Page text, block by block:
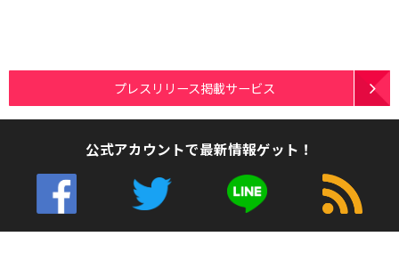
プレスリリース掲載サービス
公式アカウントで最新情報ゲット！